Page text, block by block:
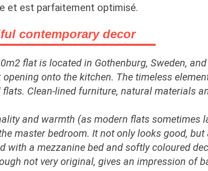
et est parfaitement optimisé.
contemporary decor
flat is located in Gothenburg, Sweden,
onto the kitchen. The timeless
Clean-lined furniture, natural materials
and warmth (as modern flats
master bedroom. It not only looks good,
with a mezzanine bed and softly coloured
not very original, gives an impression of